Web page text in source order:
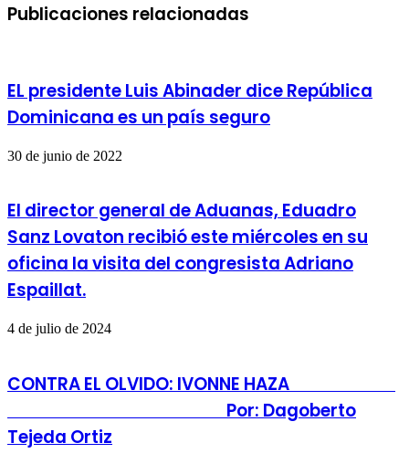
Publicaciones relacionadas
EL presidente Luis Abinader dice República
Dominicana es un país seguro
30 de junio de 2022
El director general de Aduanas, Eduadro
Sanz Lovaton recibió este miércoles en su
oficina la visita del congresista Adriano
Espaillat.
4 de julio de 2024
CONTRA EL OLVIDO: IVONNE HAZA
Por: Dagoberto
Tejeda Ortiz